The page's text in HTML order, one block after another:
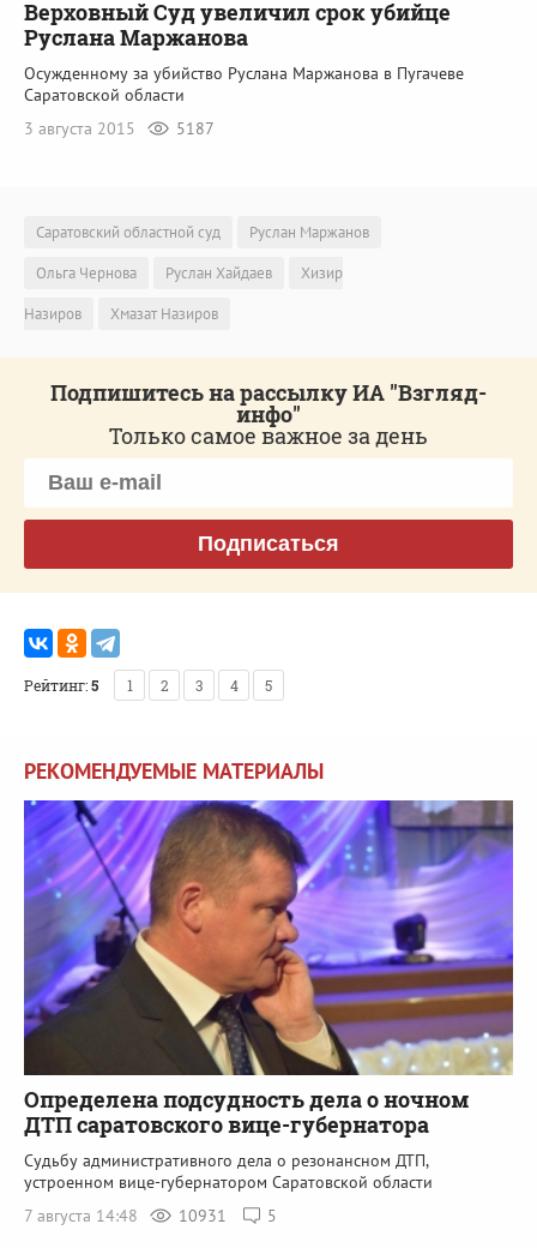
Верховный Суд увеличил срок убийце
Руслана Маржанова
Осужденному за убийство Руслана Маржанова в Пугачеве
Саратовской области
3 августа 2015
5187
Саратовский областной суд
Руслан Маржанов
Ольга Чернова
Руслан Хайдаев
Хизир
Назиров
Хмазат Назиров
Подпишитесь на рассылку ИА "Взгляд-
инфо"
Только самое важное за день
Подписаться
Рейтинг:5 1 2 3 4 5
РЕКОМЕНДУЕМЫЕ МАТЕРИАЛЫ
Определена подсудность дела о ночном
ДТП саратовского вице-губернатора
Судьбу административного дела о резонансном ДТП,
устроенном вице-губернатором Саратовской области
7 августа 14:48
10931 5